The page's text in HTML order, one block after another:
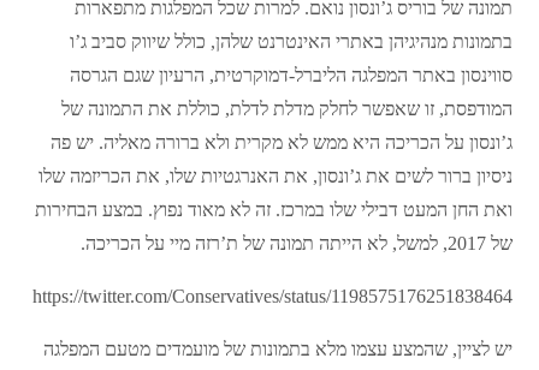
תמונה של בוריס ג’ונסון נואם. למרות שכל המפלגות מתפארות
בתמונות מנהיגיהן באתרי האינטרנט שלהן, כולל שיווק סביב ג’ו
סווינסון באתר המפלגה הליברל-דמוקרטית, הרעיון שגם הגרסה
המודפסת, זו שאפשר לחלק מדלת לדלת, כוללת את התמונה של
ג’ונסון על הכריכה היא ממש לא מקרית ולא ברורה מאליה. יש פה
ניסיון ברור לשים את ג’ונסון, את האנרגטיות שלו, את הכריזמה שלו
ואת החן המעט דבילי שלו במרכז. זה לא מאוד נפוץ. במצע הבחירות
של 2017, למשל, לא הייתה תמונה של ת’רזה מיי על הכריכה.
https://twitter.com/Conservatives/status/1198575176251838464
יש לציין, שהמצע עצמו מלא בתמונות של מועמדים מטעם המפלגה